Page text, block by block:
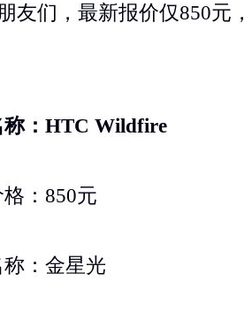
友们，最新报价仅850元
称：HTC Wildfire
：850元
：金星光